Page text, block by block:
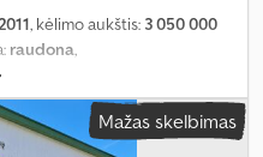
, kėlimo aukštis: 3 050 000
raudona,
Mažas skelbimas